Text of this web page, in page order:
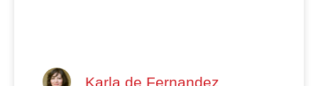
Karla de Fernandez